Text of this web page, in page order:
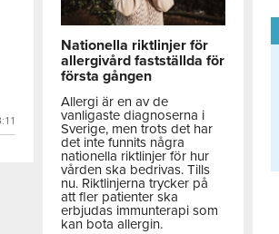
Nationella riktlinjer för
allergivård fastställda för
första gången
Allergi är en av de
vanligaste diagnoserna i
Sverige, men trots det har
det inte funnits några
nationella riktlinjer för hur
vården ska bedrivas. Tills
nu. Riktlinjerna trycker på
att fler patienter ska
erbjudas immunterapi som
kan bota allergin.